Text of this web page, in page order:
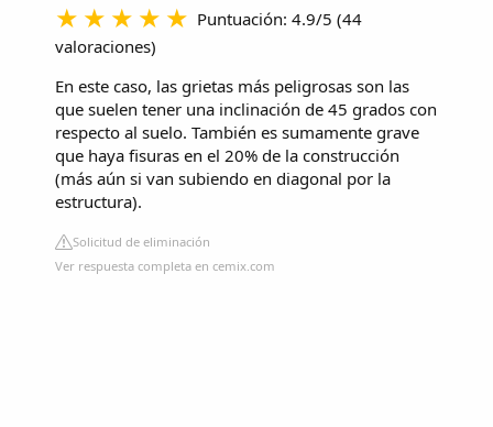
Puntuación: 4.9/5 (44
valoraciones)
En este caso, las grietas más peligrosas son las
que suelen tener una inclinación de 45 grados con
respecto al suelo. También es sumamente grave
que haya fisuras en el 20% de la construcción
(más aún si van subiendo en diagonal por la
estructura).
Solicitud de eliminación
Ver respuesta completa en cemix.com